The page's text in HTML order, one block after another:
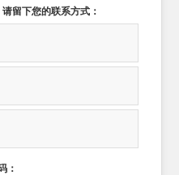
留下您的联系方式：
：